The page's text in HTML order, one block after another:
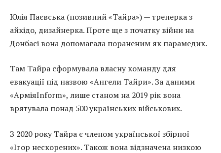
Юлія Паєвська (позивний «Тайра») — тренерка з
айкідо, дизайнерка. Проте ще з початку війни на
Донбасі вона допомагала пораненим як парамедик.
Там Тайра сформувала власну команду для
евакуації під назвою «Ангели Тайри». За даними
«АрміяInform», лише станом на 2019 рік вона
врятувала понад 500 українських військових.
З 2020 року Тайра є членом української збірної
«Ігор нескорених». Також вона відзначена низкою